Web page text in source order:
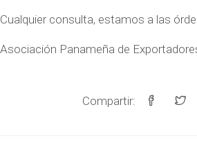
Cualquier consulta, estamos a las
Asociación Panameña de
Compartir: